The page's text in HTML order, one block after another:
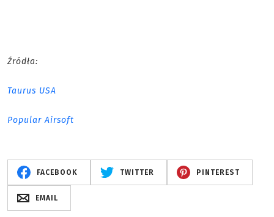
Źródła:
Taurus USA
Popular Airsoft
FACEBOOK TWITTER PINTEREST
EMAIL